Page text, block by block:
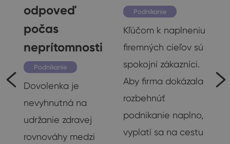
odpoveď
počas
neprítomnosti
Podnikanie
Dovolenka je
nevyhnutná na
udržanie zdravej
rovnováhy medzi
Podnikanie
Kľúčom k naplneniu
firemných cieľov sú
spokojní zákazníci.
Aby firma dokázala
rozbehnúť
podnikanie naplno,
vyplatí sa na cestu